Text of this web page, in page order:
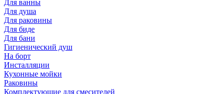
Для ванны
Для душа
Для раковины
Для биде
Для бани
Гигиенический душ
На борт
Инсталляции
Кухонные мойки
Раковины
Комплектующие для смесителей